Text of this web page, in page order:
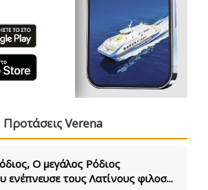
Προτάσεις Verena
Ο μεγάλος Ρόδιος
ενέπνευσε τους Λατίνους φιλοσ...